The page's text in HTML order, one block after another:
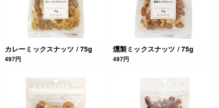
フライドチキンの作り方
◆材料
本品 1セット(フライドチキンの素A漬け込み用15g、フライド
チキンの素B衣用60g)
鶏肉 500g
油 適量(揚げる用)
[1] フライドチキンの素A漬け込み用(15ｇ)と水150ｇを混ぜ、
鶏肉(500ｇ)にしっかりと混ぜ合わせたら、ラップをかぶせて
カレーミックスナッツ / 75g
497円
燻製ミックスナッツ / 75g
497円